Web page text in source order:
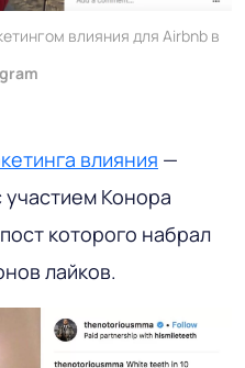
влияния для Airbnb в
влияния —
участием Конора
которого набрал
лайков.